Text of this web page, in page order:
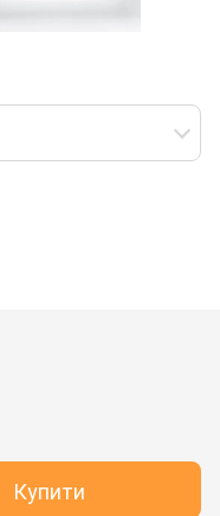
Купити